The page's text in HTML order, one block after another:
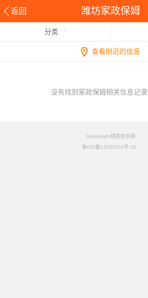
返回 潍坊家政保姆
分类
查看附近的信息
没有找到家政保姆相关信息记录
©copyright铭竟信息网
鲁ICP备11031510号-15